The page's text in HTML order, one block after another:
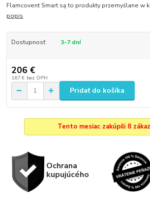
Flamcovent Smart są to produkty przemyślane w
popis
Dostupnosť 3-7 dní
206 €
167 € bez DPH
Pridať do košíka
Tento mesiac zakúpili 8
Ochrana
kupujúcého